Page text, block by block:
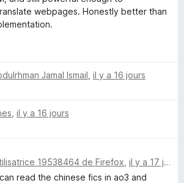
webpages. Honestly better than
Jamal Ismail il y a 16 jours
il y a 16 jours
19538464 de Firefox il y a 17 jours
read the chinese fics in ao3 and